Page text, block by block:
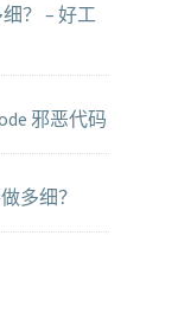
？ – 好工
邪恶代码
多细？